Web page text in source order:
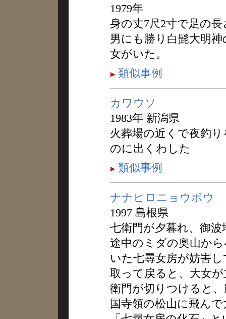
1979年
身の丈7尺2寸で足の
男にも勝り白髭大明
女がいた。
類似事例
カワウソ
1983年 新潟県
火葬場の近くで夜釣
のに出くわした
類似事例
ナナヒロニョウボウ
1997 島根県
七衛門が夕暮れ、御
途中のミダの奥山か
いた七尋女房が妨害
取って戻ると、大女
衛門が切りつけると
国寺領の松山に飛ん